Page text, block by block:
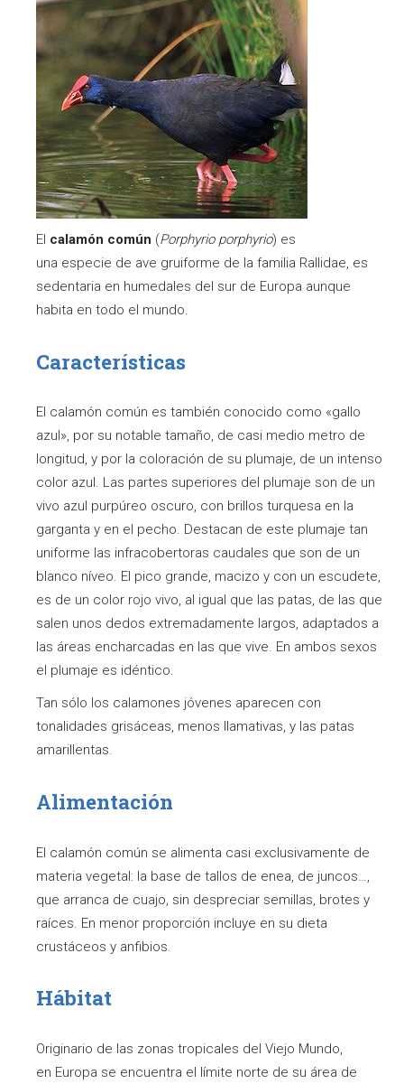
El calamón común (Porphyrio porphyrio) es
una especie de ave gruiforme de la familia Rallidae, es
sedentaria en humedales del sur de Europa aunque
habita en todo el mundo.
Características
El calamón común es también conocido como «gallo
azul», por su notable tamaño, de casi medio metro de
longitud, y por la coloración de su plumaje, de un intenso
color azul. Las partes superiores del plumaje son de un
vivo azul purpúreo oscuro, con brillos turquesa en la
garganta y en el pecho. Destacan de este plumaje tan
uniforme las infracobertoras caudales que son de un
blanco níveo. El pico grande, macizo y con un escudete,
es de un color rojo vivo, al igual que las patas, de las que
salen unos dedos extremadamente largos, adaptados a
las áreas encharcadas en las que vive. En ambos sexos
el plumaje es idéntico.
Tan sólo los calamones jóvenes aparecen con
tonalidades grisáceas, menos llamativas, y las patas
amarillentas.
Alimentación
El calamón común se alimenta casi exclusivamente de
materia vegetal: la base de tallos de enea, de juncos…,
que arranca de cuajo, sin despreciar semillas, brotes y
raíces. En menor proporción incluye en su dieta
crustáceos y anfibios.
Hábitat
Originario de las zonas tropicales del Viejo Mundo,
en Europa se encuentra el límite norte de su área de